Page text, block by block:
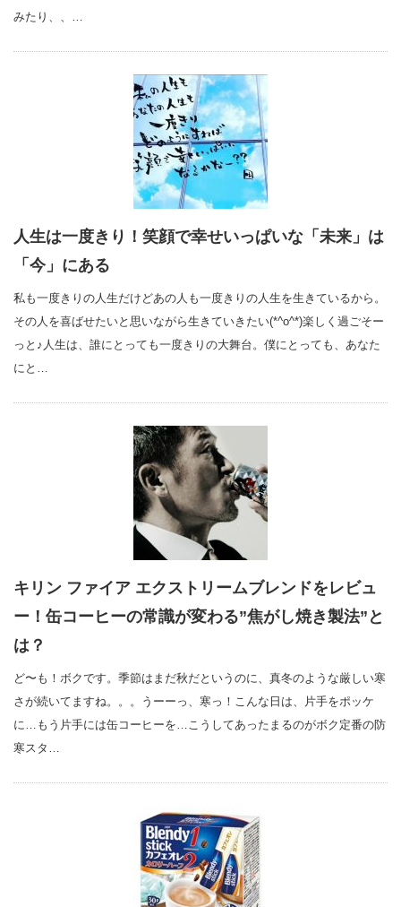
みたり、、…
人生は一度きり！笑顔で幸せいっぱいな「未来」は
「今」にある
私も一度きりの人生だけどあの人も一度きりの人生を生きているから。
その人を喜ばせたいと思いながら生きていきたい(*^o^*)楽しく過ごそー
っと♪人生は、誰にとっても一度きりの大舞台。僕にとっても、あなた
にと…
キリン ファイア エクストリームブレンドをレビュ
ー！缶コーヒーの常識が変わる”焦がし焼き製法”と
は？
ど〜も！ボクです。季節はまだ秋だというのに、真冬のような厳しい寒
さが続いてますね。。。うーーっ、寒っ！こんな日は、片手をポッケ
に…もう片手には缶コーヒーを…こうしてあったまるのがボク定番の防
寒スタ…